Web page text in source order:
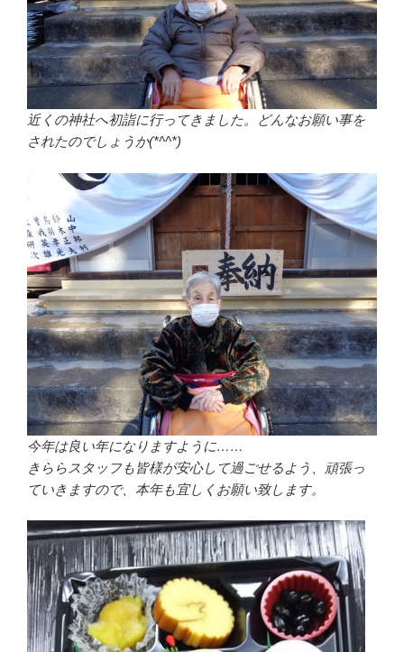
近くの神社へ初詣に行ってきました。どんなお願い事を
されたのでしょうか(*^^*)
今年は良い年になりますように……
きららスタッフも皆様が安心して過ごせるよう、頑張っ
ていきますので、本年も宜しくお願い致します。